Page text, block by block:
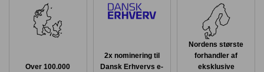
Over 100.000
2x nominering til
Dansk Erhvervs e-
Nordens største
forhandler af
eksklusive